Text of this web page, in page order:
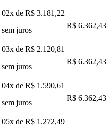
02x de R$ 3.181,22
sem juros
R$ 6.362,43
03x de R$ 2.120,81
sem juros
R$ 6.362,43
04x de R$ 1.590,61
sem juros
R$ 6.362,43
05x de R$ 1.272,49